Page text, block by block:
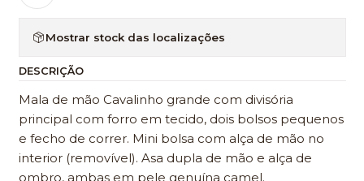
Mostrar stock das localizações
DESCRIÇÃO
Mala de mão Cavalinho grande com divisória
principal com forro em tecido, dois bolsos pequenos
e fecho de correr. Mini bolsa com alça de mão no
interior (removível). Asa dupla de mão e alça de
ombro, ambas em pele genuína camel.